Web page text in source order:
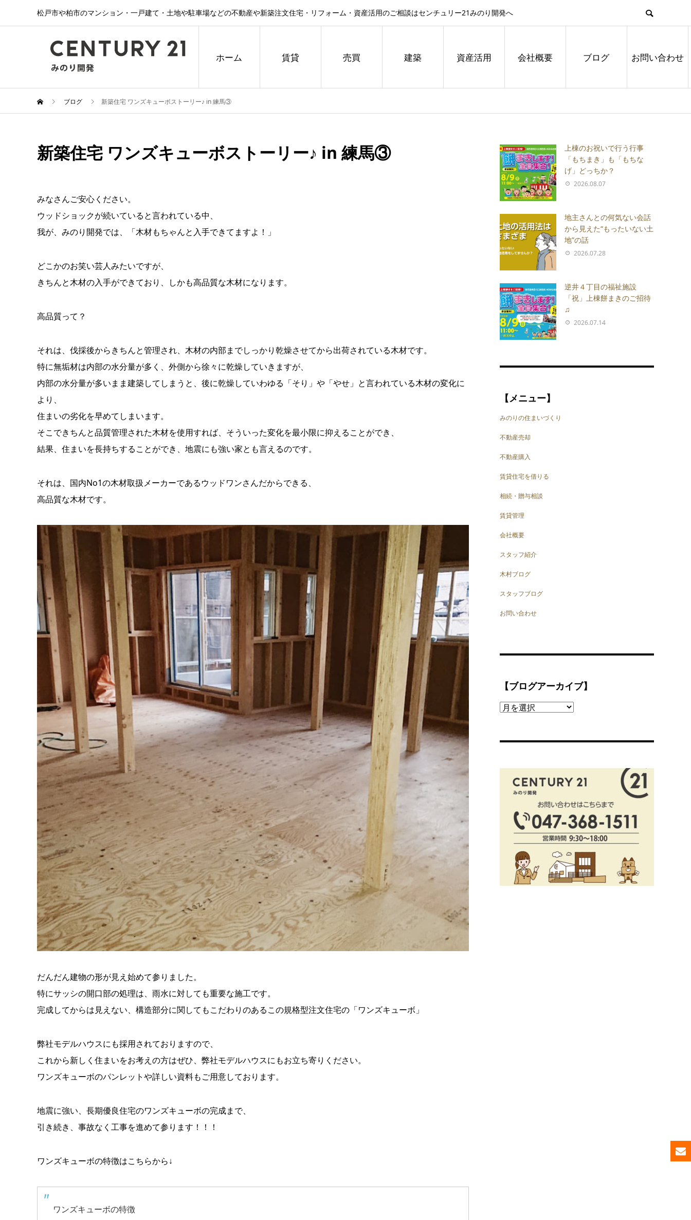
松戸市や柏市のマンション・一戸建て・土地や駐車場などの不動産や新築注文住宅・リフォーム・資産活用のご相談はセンチュリー21みのり開発へ
ホーム 賃貸 売買 建築 資産活用 会社概要 ブログ お問い合わせ
ブログ 新築住宅 ワンズキューボストーリー♪ in 練馬③
新築住宅 ワンズキューボストーリー♪ in 練馬③
みなさんご安心ください。
ウッドショックが続いていると言われている中、
我が、みのり開発では、「木材もちゃんと入手できてますよ！」
どこかのお笑い芸人みたいですが、
きちんと木材の入手ができており、しかも高品質な木材になります。
高品質って？
それは、伐採後からきちんと管理され、木材の内部までしっかり乾燥させてから出荷されている木材です。
特に無垢材は内部の水分量が多く、外側から徐々に乾燥していきますが、
内部の水分量が多いまま建築してしまうと、後に乾燥していわゆる「そり」や「やせ」と言われている木材の変化に
より、
住まいの劣化を早めてしまいます。
そこできちんと品質管理された木材を使用すれば、そういった変化を最小限に抑えることができ、
結果、住まいを長持ちすることができ、地震にも強い家とも言えるのです。
それは、国内No1の木材取扱メーカーであるウッドワンさんだからできる、
高品質な木材です。
だんだん建物の形が見え始めて参りました。
特にサッシの開口部の処理は、雨水に対しても重要な施工です。
完成してからは見えない、構造部分に関してもこだわりのあるこの規格型注文住宅の「ワンズキューボ」
弊社モデルハウスにも採用されておりますので、
これから新しく住まいをお考えの方はぜひ、弊社モデルハウスにもお立ち寄りください。
ワンズキューボのパンレットや詳しい資料もご用意しております。
地震に強い、長期優良住宅のワンズキューボの完成まで、
引き続き、事故なく工事を進めて参ります！！！
ワンズキューボの特徴はこちらから↓
ワンズキューボの特徴
上棟のお祝いで行う行事
「もちまき」も「もちな
げ」どっちか？
2026.08.07
地主さんとの何気ない会話
から見えた“もったいない土
地”の話
2026.07.28
逆井４丁目の福祉施設
「祝」上棟餅まきのご招待
♫
2026.07.14
【メニュー】
みのりの住まいづくり
不動産売却
不動産購入
賃貸住宅を借りる
相続・贈与相談
賃貸管理
会社概要
スタッフ紹介
木村ブログ
スタッフブログ
お問い合わせ
【ブログアーカイブ】
【ブ